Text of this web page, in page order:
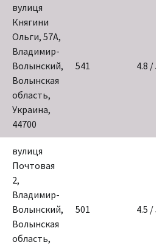
вулиця
Княгини
Ольги, 57А,
Владимир-
Волынский,
Волынская
область,
Украина,
44700
541 4.8 / 5
вулиця
Почтовая
2,
Владимир-
Волынский,
Волынская
область,
501 4.5 / 5